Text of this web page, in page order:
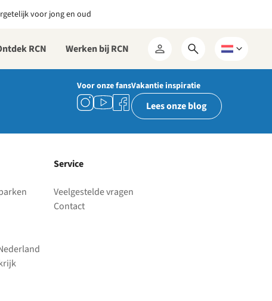
voor jong en oud
RCN Werken bij RCN
Mijn
RCN
Open
zoekformulier
Kies
een
Voor onze fansVakantie inspiratie
Lees onze blog
Service
Veelgestelde vragen
Contact